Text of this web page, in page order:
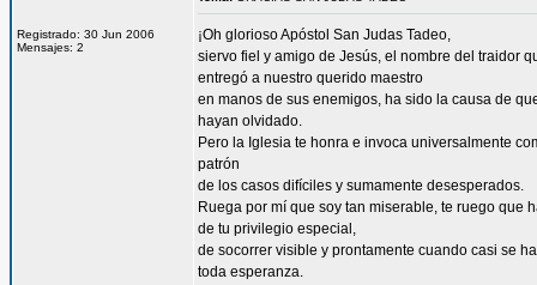
Registrado: 30 Jun 2006
Mensajes: 2
¡Oh glorioso Apóstol San Judas Tadeo,
siervo fiel y amigo de Jesús, el nombre del traidor
entregó a nuestro querido maestro
en manos de sus enemigos, ha sido la causa de
hayan olvidado.
Pero la Iglesia te honra e invoca universalmente
patrón
de los casos difíciles y sumamente desesperados.
Ruega por mí que soy tan miserable, te ruego que
de tu privilegio especial,
de socorrer visible y prontamente cuando casi se
toda esperanza.